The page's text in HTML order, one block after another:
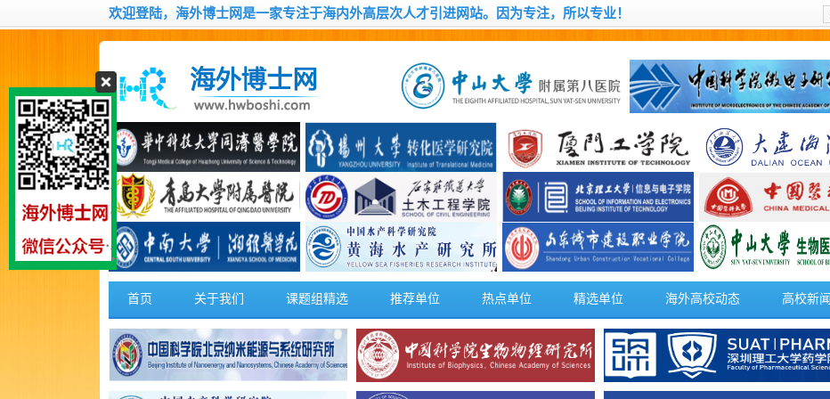
欢迎登陆，海外博士网是一家专注于海内外高层次人才引进网站。因为专注，所以专业！
首页 关于我们 课题组精选 推荐单位 热点单位 精选单位 海外高校动态 高校新闻